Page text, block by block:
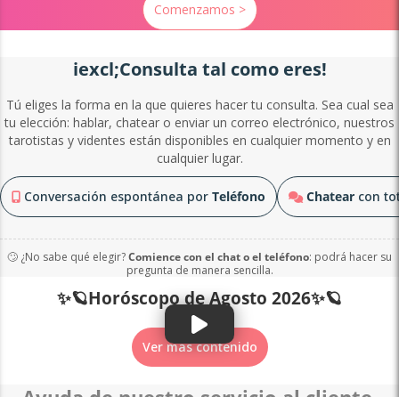
Comenzamos >
iexcl;Consulta tal como eres!
Tú eliges la forma en la que quieres hacer tu consulta. Sea cual sea
tu elección: hablar, chatear o enviar un correo electrónico, nuestros
tarotistas y videntes están disponibles en cualquier momento y en
cualquier lugar.
Conversación espontánea por Teléfono Chatear con
🙄 ¿No sabe qué elegir?Comience con el chat o el teléfono: podrá hacer su
pregunta de manera sencilla.
✨🪐Horóscopo de Agosto 2026✨🪐
Ver más contenido